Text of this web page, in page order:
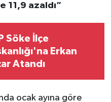
11,9 azaldı”
Söke İlçe
Erkan
Atandı
ocak ayına göre